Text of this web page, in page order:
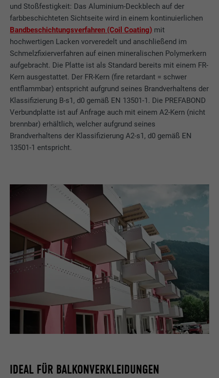
und Stoßfestigkeit: Das Aluminium-Deckblech auf der
farbbeschichteten Sichtseite wird in einem kontinuierlichen
Bandbeschichtungsverfahren (Coil Coating) mit
hochwertigen Lacken vorveredelt und anschließend im
Schmelzfixierverfahren auf einen mineralischen Polymerkern
aufgebracht. Die Platte ist als Standard bereits mit einem FR-
Kern ausgestattet. Der FR-Kern (fire retardant = schwer
entflammbar) entspricht aufgrund seines Brandverhaltens der
Klassifizierung B-s1, d0 gemäß EN 13501-1. Die PREFABOND
Verbundplatte ist auf Anfrage auch mit einem A2-Kern (nicht
brennbar) erhältlich, welcher aufgrund seines
Brandverhaltens der Klassifizierung A2-s1, d0 gemäß EN
13501-1 entspricht.
IDEAL FÜR BALKONVERKLEIDUNGEN